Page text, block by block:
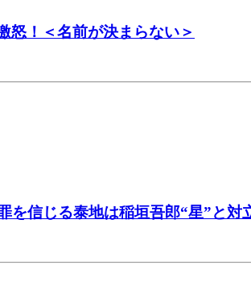
！＜名前が決まらない＞
信じる泰地は稲垣吾郎“星”と対